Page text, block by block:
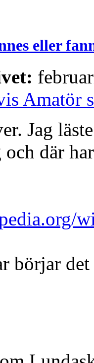
eller
Amatör
Jag
där
börjar det